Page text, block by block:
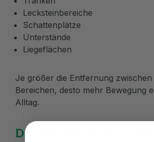
Lecksteinbereiche
Schattenplätze
Unterstände
Liegeflächen
Je größer die Entfernung zwischen
Bereichen, desto mehr Bewegung
Alltag.
Der richtige Untergrund